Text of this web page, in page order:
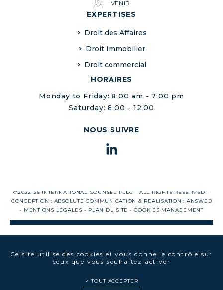
VENIR
EXPERTISES
Droit des Affaires
Droit Immobilier
Droit commercial
HORAIRES
Monday to Friday: 8:00 am - 7:00 pm
Saturday: 8:00 - 12:00
NOUS SUIVRE
©2022-25 INTERNATIONAL COUNSEL PLLC - ALL RIGHTS RESERVED -
CONCEPTION : ABSOLUTE COMMUNICATION & REALISATION : ANSWEB
- MENTIONS LÉGALES - PLAN DU SITE -COOKIES MANAGEMENT
Ce site utilise des cookies et vous donne le contrôle sur
ceux que vous souhaitez activer
TOUT ACCEPTER